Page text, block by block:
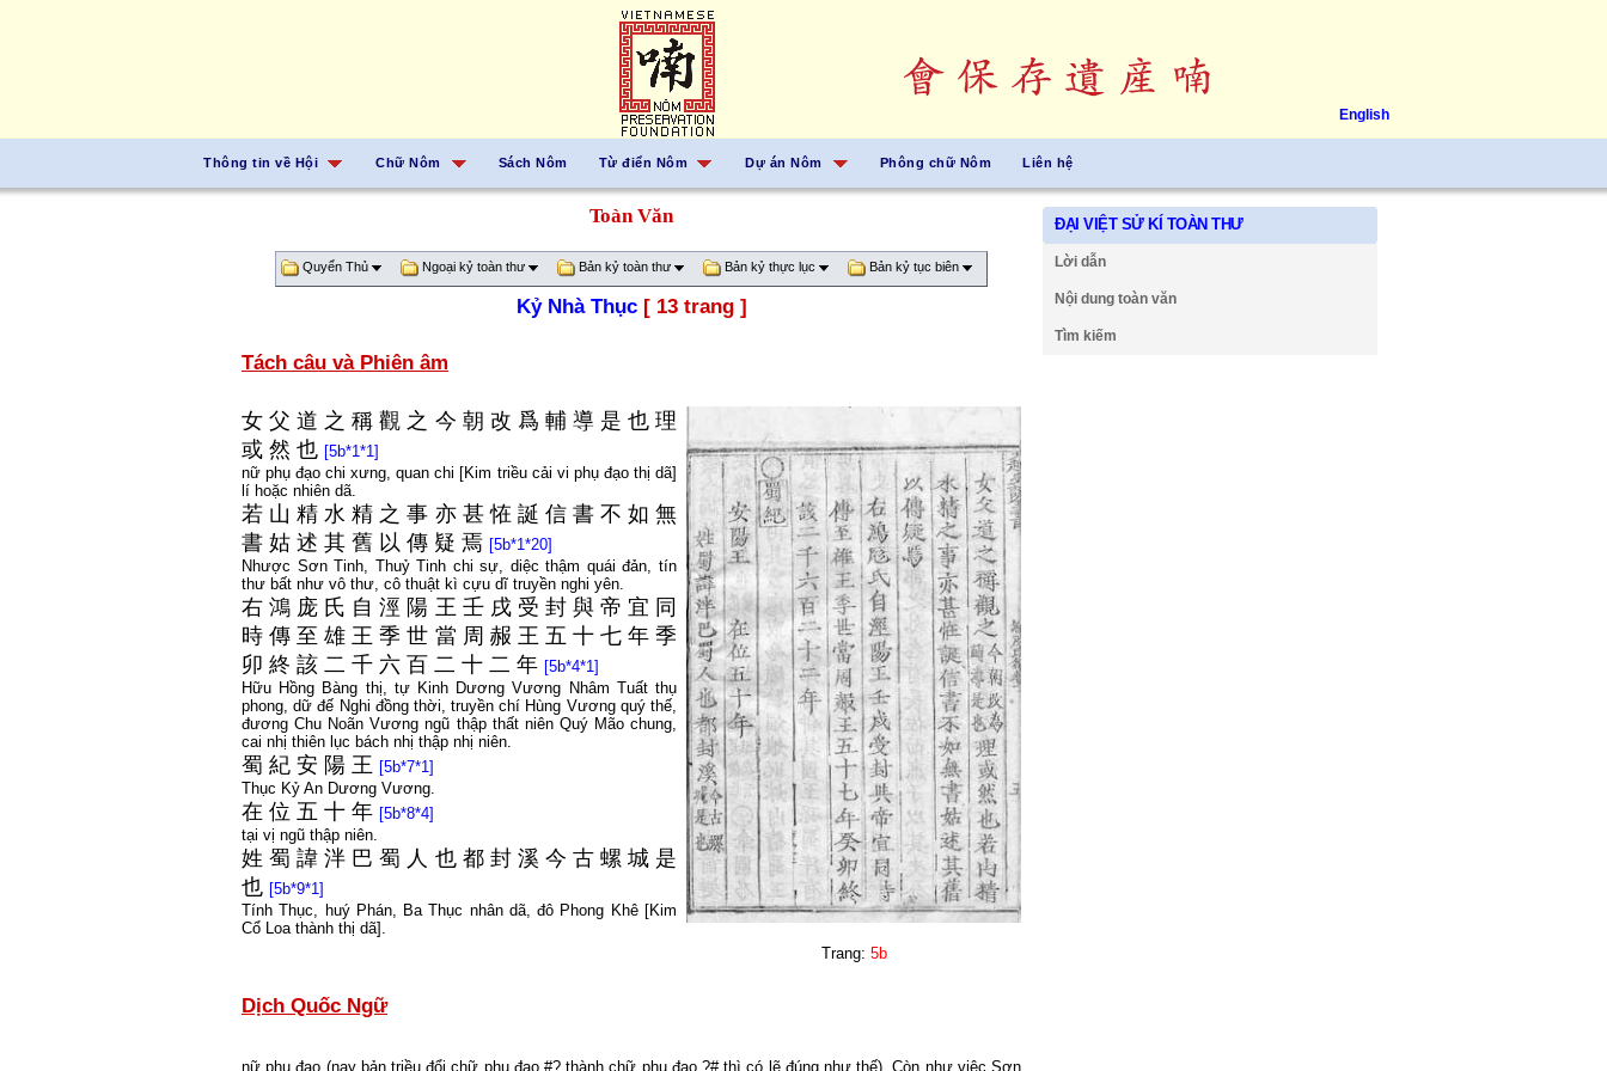
English
Thông tin về Hội Chữ Nôm Sách Nôm Từ điển Nôm Dự án Nôm Phông chữ Nôm Liên hệ
Toàn Văn
Quyển Thủ Ngoại kỷ toàn thư Bản kỷ toàn thư Bản kỷ thực lục Bản kỷ tục biên
Kỷ Nhà Thục [ 13 trang ]
Tách câu và Phiên âm
女父道 之稱觀 之 今 朝 改 爲 輔 導 是也理
或 然 也 [5b*1*1]
nữ phụ đạo chi xưng, quan chi [Kim triều cải vi phụ đạo thị dã]
lí hoặc nhiên dã.
若 山精水精 之事 亦 甚恠 誕 信 書不如無
書 姑 述 其 舊 以 傳 疑 焉 [5b*1*20]
Nhược Sơn Tinh, Thuỷ Tinh chi sự, diệc thậm quái đản, tín
thư bất như vô thư, cô thuật kì cựu dĩ truyền nghi yên.
右鴻 庞 氏 自涇 陽 王 壬 戌 受 封 與帝 宜 同
時傳 至雄王季世 當 周 赧 王 五 十七年季
卯 終 該 二 千 六 百 二 十 二 年 [5b*4*1]
Hữu Hồng Bàng thị, tự Kinh Dương Vương Nhâm Tuất thụ
phong, dữ đế Nghi đồng thời, truyền chí Hùng Vương quý thế,
đương Chu Noãn Vương ngũ thập thất niên Quý Mão chung,
cai nhị thiên lục bách nhị thập nhị niên.
蜀 紀 安 陽 王 [5b*7*1]
Thục Kỷ An Dương Vương.
在 位 五 十 年 [5b*8*4]
tại vị ngũ thập niên.
姓蜀諱泮 巴蜀 人 也 都 封 溪 今 古螺城 是
也 [5b*9*1]
Tính Thục, huý Phán, Ba Thục nhân dã, đô Phong Khê [Kim
Cổ Loa thành thị dã].
Trang: 5b
Dịch Quốc Ngữ
nữ phụ đạo (nay bản triều đổi chữ phụ đạo #? thành chữ phụ đạo ?# thì có lẽ đúng như thế). Còn như việc Sơn
ĐẠI VIỆT SỬ KÍ TOÀN THƯ
Lời dẫn
Nội dung toàn văn
Tìm kiếm